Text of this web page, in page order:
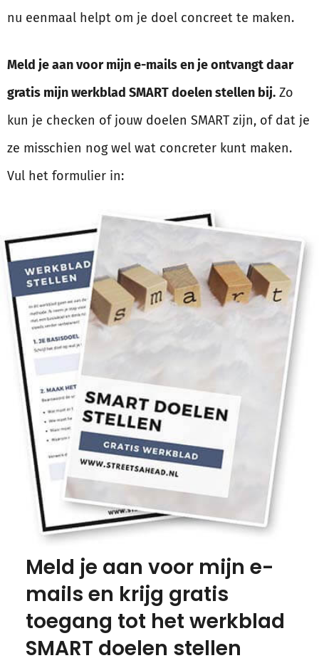
nu eenmaal helpt om je doel concreet te maken.
Meld je aan voor mijn e-mails en je ontvangt daar
gratis mijn werkblad SMART doelen stellen bij. Zo
kun je checken of jouw doelen SMART zijn, of dat je
ze misschien nog wel wat concreter kunt maken.
Vul het formulier in:
Meld je aan voor mijn e-
mails en krijg gratis
toegang tot het werkblad
SMART doelen stellen